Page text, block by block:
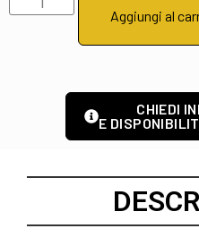
Aggiungi al
CHIEDI
E